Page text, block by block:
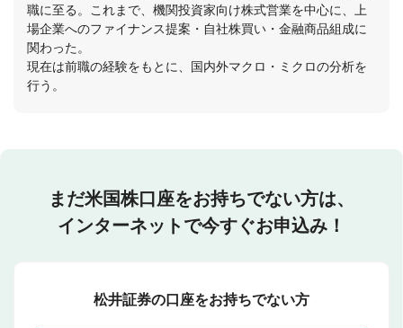
職に至る。これまで、機関投資家向け株式営業を中心に、上
場企業へのファイナンス提案・自社株買い・金融商品組成に
関わった。
現在は前職の経験をもとに、国内外マクロ・ミクロの分析を
行う。
まだ米国株口座をお持ちでない方は、
インターネットで今すぐお申込み！
松井証券の口座をお持ちでない方